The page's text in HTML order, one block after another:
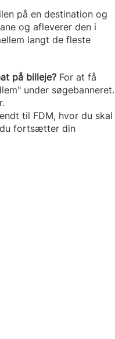
på en destination og
og afleverer den i
langt de fleste
på billeje? For at få
under søgebanneret.
til FDM, hvor du skal
du fortsætter din